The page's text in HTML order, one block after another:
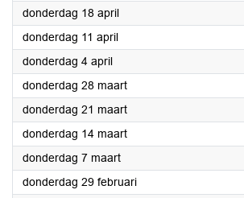
donderdag 18 april2024
donderdag 11 april2024
donderdag 4 april2024
donderdag 28 maart2024
donderdag 21 maart2024
donderdag 14 maart2024
donderdag 7 maart2024
donderdag 29 februari2024